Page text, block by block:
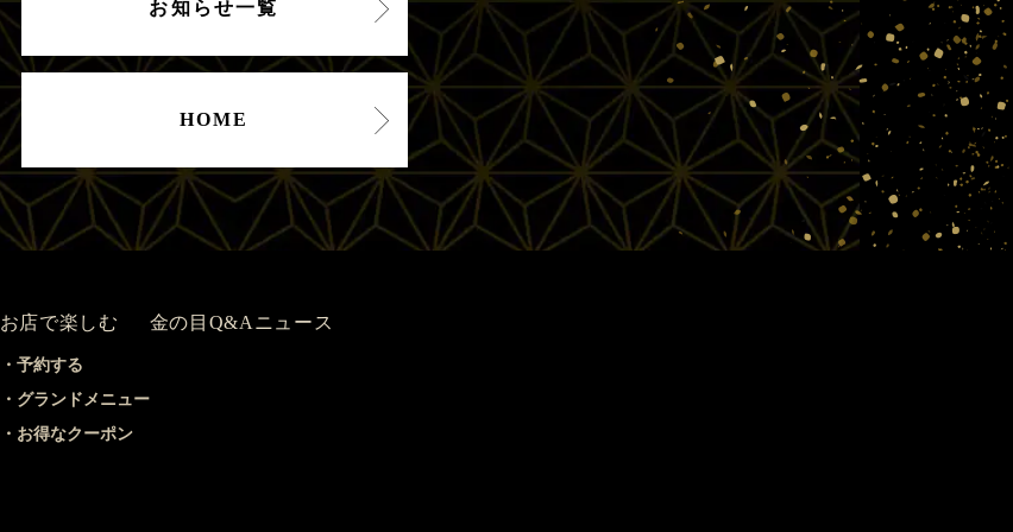
お知らせ一覧
HOME
お店で楽しむ
予約する
グランドメニュー
お得なクーポン
金の目Q&A ニュース